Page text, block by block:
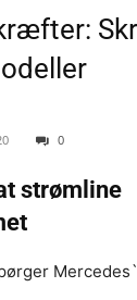
0
strømline